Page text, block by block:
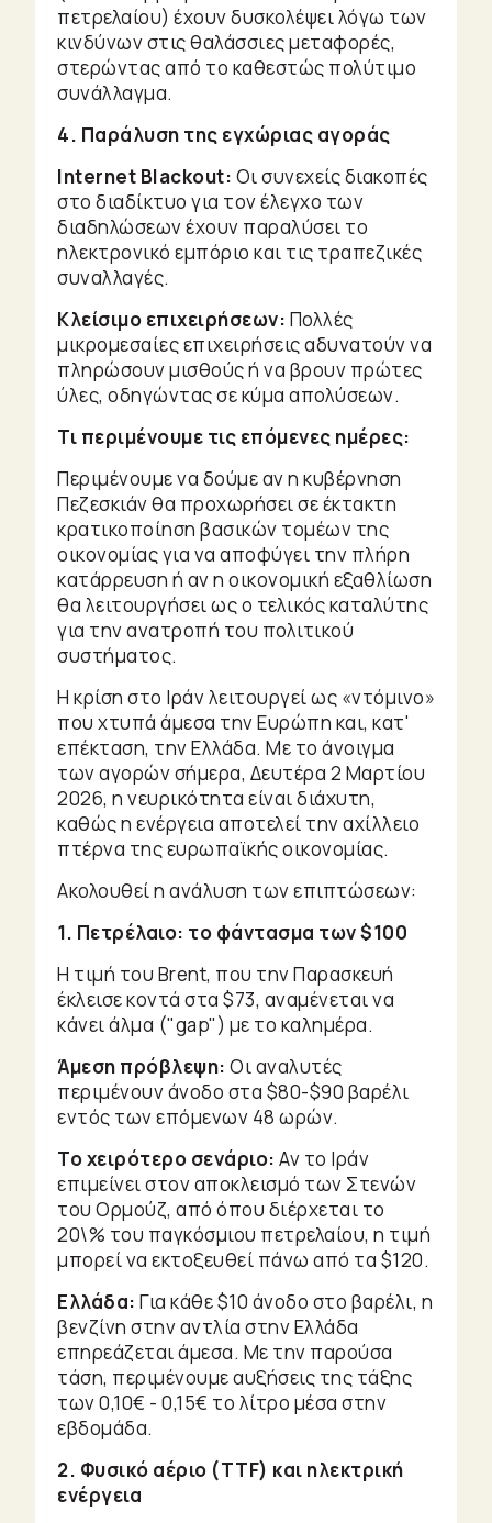
πετρελαίου) έχουν δυσκολέψει λόγω των
κινδύνων στις θαλάσσιες μεταφορές,
στερώντας από το καθεστώς πολύτιμο
συνάλλαγμα.
4. Παράλυση της εγχώριας αγοράς
Internet Blackout: Οι συνεχείς διακοπές
στο διαδίκτυο για τον έλεγχο των
διαδηλώσεων έχουν παραλύσει το
ηλεκτρονικό εμπόριο και τις τραπεζικές
συναλλαγές.
Κλείσιμο επιχειρήσεων: Πολλές
μικρομεσαίες επιχειρήσεις αδυνατούν να
πληρώσουν μισθούς ή να βρουν πρώτες
ύλες, οδηγώντας σε κύμα απολύσεων.
Τι περιμένουμε τις επόμενες ημέρες:
Περιμένουμε να δούμε αν η κυβέρνηση
Πεζεσκιάν θα προχωρήσει σε έκτακτη
κρατικοποίηση βασικών τομέων της
οικονομίας για να αποφύγει την πλήρη
κατάρρευση ή αν η οικονομική εξαθλίωση
θα λειτουργήσει ως ο τελικός καταλύτης
για την ανατροπή του πολιτικού
συστήματος.
Η κρίση στο Ιράν λειτουργεί ως «ντόμινο»
που χτυπά άμεσα την Ευρώπη και, κατ'
επέκταση, την Ελλάδα. Με το άνοιγμα
των αγορών σήμερα, Δευτέρα 2 Μαρτίου
2026, η νευρικότητα είναι διάχυτη,
καθώς η ενέργεια αποτελεί την αχίλλειο
πτέρνα της ευρωπαϊκής οικονομίας.
Ακολουθεί η ανάλυση των επιπτώσεων:
1. Πετρέλαιο: το φάντασμα των $100
Η τιμή του Brent, που την Παρασκευή
έκλεισε κοντά στα $73, αναμένεται να
κάνει άλμα ("gap") με το καλημέρα.
Άμεση πρόβλεψη: Οι αναλυτές
περιμένουν άνοδο στα $80-$90 βαρέλι
εντός των επόμενων 48 ωρών.
Το χειρότερο σενάριο: Αν το Ιράν
επιμείνει στον αποκλεισμό των Στενών
του Ορμούζ, από όπου διέρχεται το
20\% του παγκόσμιου πετρελαίου, η τιμή
μπορεί να εκτοξευθεί πάνω από τα $120.
Ελλάδα: Για κάθε $10 άνοδο στο βαρέλι, η
βενζίνη στην αντλία στην Ελλάδα
επηρεάζεται άμεσα. Με την παρούσα
τάση, περιμένουμε αυξήσεις της τάξης
των 0,10€ - 0,15€ το λίτρο μέσα στην
εβδομάδα.
2. Φυσικό αέριο (TTF) και ηλεκτρική
ενέργεια